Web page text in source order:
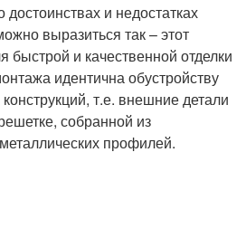
и недостатках
выразиться так – этот
быстрой и качественной отделки
идентична обустройству
т.е. внешние детали
собранной из
профилей.